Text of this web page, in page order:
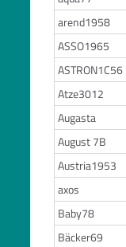
arend1958
ASSO1965
ASTRON1C56
Atze3012
Augasta
August 7B
Austria1953
axos
Baby78
Bäcker69